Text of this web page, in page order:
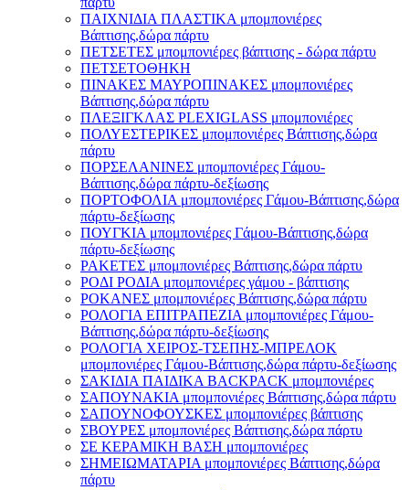
ΠΑΙΧΝΙΔΙΑ ΠΛΑΣΤΙΚΑ μπομπονιέρες
Βάπτισης,δώρα πάρτυ
ΠΕΤΣΕΤΕΣ μπομπονιέρες βάπτισης - δώρα πάρτυ
ΠΕΤΣΕΤΟΘΗΚΗ
ΠΙΝΑΚΕΣ ΜΑΥΡΟΠΙΝΑΚΕΣ μπομπονιέρες
Βάπτισης,δώρα πάρτυ
ΠΛΕΞΙΓΚΛΑΣ PLEXIGLASS μπομπονιέρες
ΠΟΛΥΕΣΤΕΡΙΚΕΣ μπομπονιέρες Βάπτισης,δώρα
πάρτυ
ΠΟΡΣΕΛΑΝΙΝΕΣ μπομπονιέρες Γάμου-
Βάπτισης,δώρα πάρτυ-δεξίωσης
ΠΟΡΤΟΦΟΛΙΑ μπομπονιέρες Γάμου-Βάπτισης,δώρα
πάρτυ-δεξίωσης
ΠΟΥΓΚΙΑ μπομπονιέρες Γάμου-Βάπτισης,δώρα
πάρτυ-δεξίωσης
ΡΑΚΕΤΕΣ μπομπονιέρες Βάπτισης,δώρα πάρτυ
ΡΟΔΙ ΡΟΔΙΑ μπομπονιέρες γάμου - βάπτισης
ΡΟΚΑΝΕΣ μπομπονιέρες Βάπτισης,δώρα πάρτυ
ΡΟΛΟΓΙΑ ΕΠΙΤΡΑΠΕΖΙΑ μπομπονιέρες Γάμου-
Βάπτισης,δώρα πάρτυ-δεξίωσης
ΡΟΛΟΓΙΑ ΧΕΙΡΟΣ-ΤΣΕΠΗΣ-ΜΠΡΕΛΟΚ
μπομπονιέρες Γάμου-Βάπτισης,δώρα πάρτυ-δεξίωσης
ΣΑΚΙΔΙΑ ΠΑΙΔΙΚΑ BACKPACK μπομπονιέρες
ΣΑΠΟΥΝΑΚΙΑ μπομπονιέρες Βάπτισης,δώρα πάρτυ
ΣΑΠΟΥΝΟΦΟΥΣΚΕΣ μπομπονιέρες βάπτισης
ΣΒΟΥΡΕΣ μπομπονιέρες Βάπτισης,δώρα πάρτυ
ΣΕ ΚΕΡΑΜΙΚΗ ΒΑΣΗ μπομπονιέρες
ΣΗΜΕΙΩΜΑΤΑΡΙΑ μπομπονιέρες Βάπτισης,δώρα
πάρτυ